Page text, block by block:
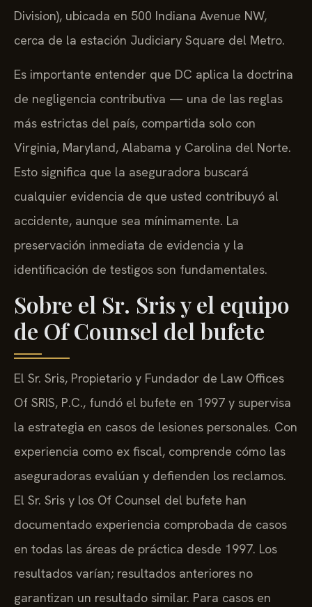
Division), ubicada en 500 Indiana Avenue NW,
cerca de la estación Judiciary Square del Metro.
Es importante entender que DC aplica la doctrina
de negligencia contributiva — una de las reglas
más estrictas del país, compartida solo con
Virginia, Maryland, Alabama y Carolina del Norte.
Esto significa que la aseguradora buscará
cualquier evidencia de que usted contribuyó al
accidente, aunque sea mínimamente. La
preservación inmediata de evidencia y la
identificación de testigos son fundamentales.
Sobre el Sr. Sris y el equipo
de Of Counsel del bufete
El Sr. Sris, Propietario y Fundador de Law Offices
Of SRIS, P.C., fundó el bufete en 1997 y supervisa
la estrategia en casos de lesiones personales. Con
experiencia como ex fiscal, comprende cómo las
aseguradoras evalúan y defienden los reclamos.
El Sr. Sris y los Of Counsel del bufete han
documentado experiencia comprobada de casos
en todas las áreas de práctica desde 1997. Los
resultados varían; resultados anteriores no
garantizan un resultado similar. Para casos en